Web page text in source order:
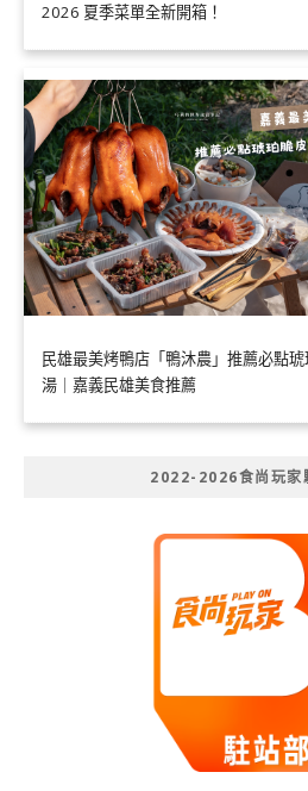
2026 夏季菜單全新開箱！
民雄最美烤鴨店「鴨沐農」推薦必點
湯｜嘉義民雄美食推薦
2022-2026食尚玩家